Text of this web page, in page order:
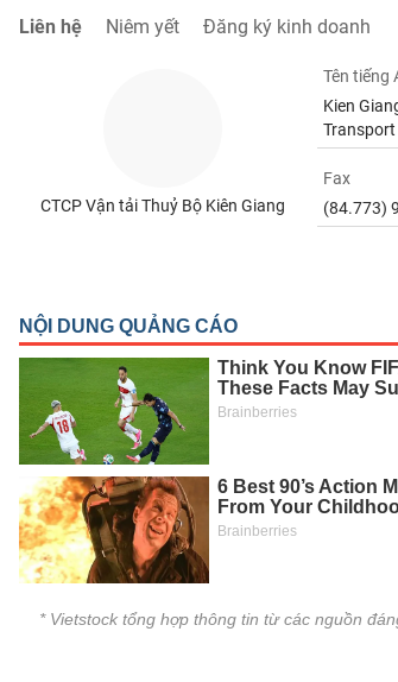
Liên hệ Niêm yết Đăng ký kinh doanh
CTCP Vận tải Thuỷ Bộ Kiên Giang
Tên tiếng
Kien
Transport
Fax
(84.773)
* Vietstock tổng hợp thông tin từ các nguồn
YẾU
KHỎE
TÀI
CHÍNH
CÔNG
NGHỆ
THÔNG
TIN